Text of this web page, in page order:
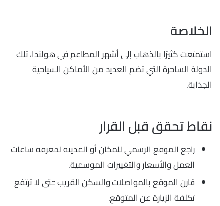
الخلاصة
استمتعت كثيرًا بالذهاب إلى أشهر المطاعم في هولندا، تلك
الدولة الساحرة التي تضم العديد من الأماكن السياحية
الجذابة.
نقاط تحقق قبل القرار
راجع الموقع الرسمي للمكان أو المدينة لمعرفة ساعات
العمل والأسعار والتغييرات الموسمية.
قارن الموقع بالمواصلات والسكن القريب حتى لا ترتفع
تكلفة الزيارة عن المتوقع.